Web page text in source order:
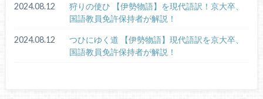
2024.08.12
狩りの使ひ 【伊勢物語】を現代語訳！京大卒、
国語教員免許保持者が解説！
2024.08.12
つひにゆく道 【伊勢物語】現代語訳を京大卒、
国語教員免許保持者が解説！